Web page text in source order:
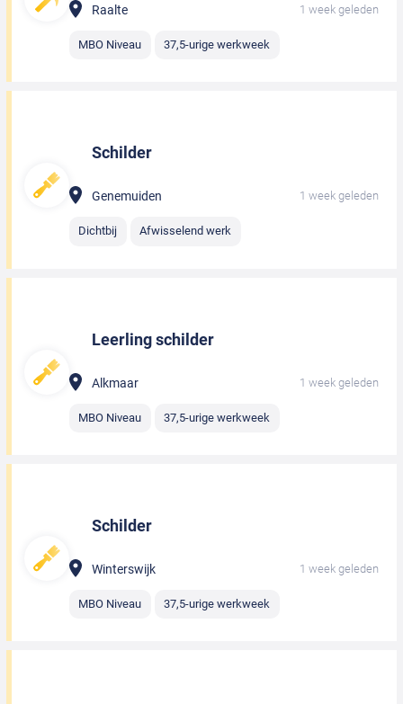
Raalte 1 week geleden
MBO Niveau 37,5-urige werkweek
Schilder
Genemuiden 1 week geleden
Dichtbij Afwisselend werk
Leerling schilder
Alkmaar 1 week geleden
MBO Niveau 37,5-urige werkweek
Schilder
Winterswijk 1 week geleden
MBO Niveau 37,5-urige werkweek